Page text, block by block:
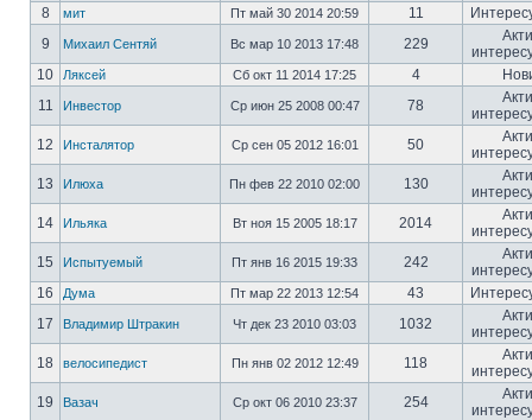
8
мит Пт май 30 2014 20:59 11
9
Михаил Сентяй Вс мар 10 2013 17:48 229
10
Ляксей Сб окт 11 2014 17:25 4
11
Инвестор Ср июн 25 2008 00:47 78
12
Инсталятор Ср сен 05 2012 16:01 50
13
Илюха Пн фев 22 2010 02:00 130
14
Ильяка Вт ноя 15 2005 18:17 2014
15
Испытуемый Пт янв 16 2015 19:33 242
16
Дума Пт мар 22 2013 12:54 43
17
Владимир Штракин Чт дек 23 2010 03:03 1032
18
велосипедист Пн янв 02 2012 12:49 118
19
Вазач Ср окт 06 2010 23:37 254